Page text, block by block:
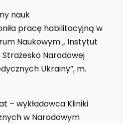
nauk
pracę habilitacyjną w
Naukowym „ Instytut
Strażesko Narodowej
Ukrainy”, m.
– wykładowca Kliniki
w Narodowym